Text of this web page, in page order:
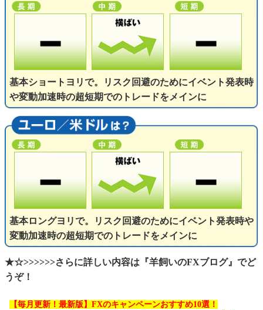
基本ショートヨリで。リスク回避のためにイベント発表時
や変動加速時の超短期でのトレードをメインに
基本ロングヨリで。リスク回避のためにイベント発表時や
変動加速時の超短期でのトレードをメインに
★☆>>>>>>さらに詳しい内容は『羊飼いのFXブログ』でど
うぞ！
【毎月更新！最新版】FXのキャンペーンおすすめ10選！